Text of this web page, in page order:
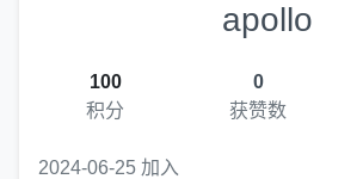
apollo
100
积分
0
获赞数
2024-06-25 加入